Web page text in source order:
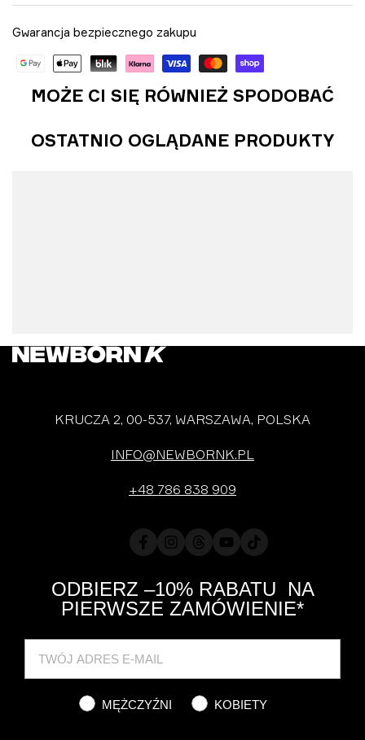
Gwarancja bezpiecznego zakupu
MOŻE CI SIĘ RÓWNIEŻ SPODOBAĆ
OSTATNIO OGLĄDANE PRODUKTY
KRUCZA 2, 00-537, WARSZAWA, POLSKA
INFO@NEWBORNK.PL
+48 786 838 909
FacebookInstagramTranslation
missing:
YouTubeTikTok
ODBIERZ –10% RABATU NA
PIERWSZE ZAMÓWIENIE*
Cat MĘŻCZYŹNI KOBIETY